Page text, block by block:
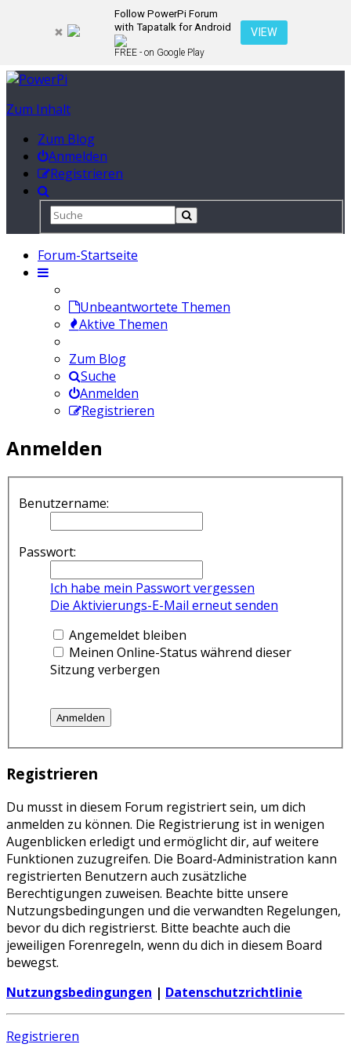
Follow PowerPi Forum
with Tapatalk for Android
FREE - on Google Play
VIEW
Zum Inhalt
Zum Blog
Anmelden
Registrieren
Forum-Startseite
Unbeantwortete Themen
Aktive Themen
Zum Blog
Suche
Anmelden
Registrieren
Anmelden
Benutzername:
Passwort:
Ich habe mein Passwort vergessen
Die Aktivierungs-E-Mail erneut senden
Angemeldet bleiben
Meinen Online-Status während dieser
Sitzung verbergen
Registrieren
Du musst in diesem Forum registriert sein, um dich
anmelden zu können. Die Registrierung ist in wenigen
Augenblicken erledigt und ermöglicht dir, auf weitere
Funktionen zuzugreifen. Die Board-Administration kann
registrierten Benutzern auch zusätzliche
Berechtigungen zuweisen. Beachte bitte unsere
Nutzungsbedingungen und die verwandten Regelungen,
bevor du dich registrierst. Bitte beachte auch die
jeweiligen Forenregeln, wenn du dich in diesem Board
bewegst.
Nutzungsbedingungen | Datenschutzrichtlinie
Registrieren